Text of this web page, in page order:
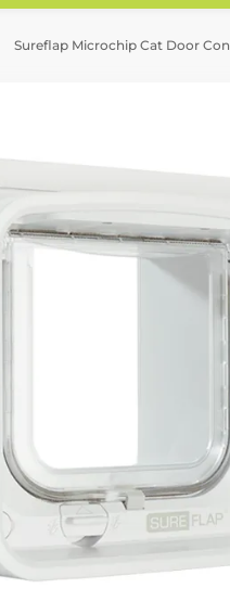
Sureflap Microchip Cat Door